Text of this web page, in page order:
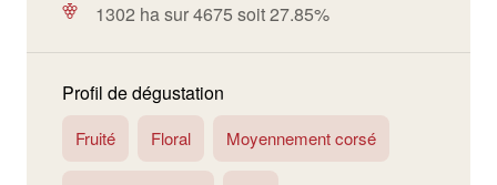
1302 ha sur 4675 soit 27.85%
Profil de dégustation
Fruité Floral Moyennement corsé